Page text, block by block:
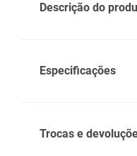
Descrição do
Especificações
Trocas e